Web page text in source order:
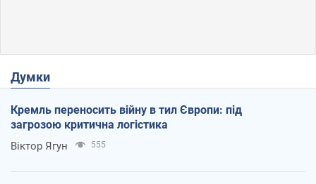
Думки
Кремль переносить війну в тил Європи: під
загрозою критична логістика
Віктор Ягун 555